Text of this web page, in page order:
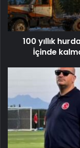
100 yıllık
İçinde